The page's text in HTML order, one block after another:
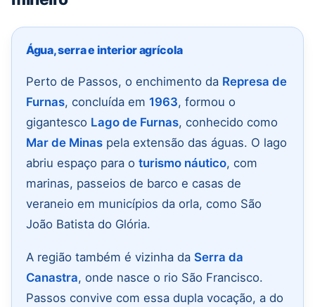
Água, serra e interior agrícola
Perto de Passos, o enchimento da Represa de
Furnas, concluída em 1963, formou o
gigantesco Lago de Furnas, conhecido como
Mar de Minas pela extensão das águas. O lago
abriu espaço para o turismo náutico, com
marinas, passeios de barco e casas de
veraneio em municípios da orla, como São
João Batista do Glória.
A região também é vizinha da Serra da
Canastra, onde nasce o rio São Francisco.
Passos convive com essa dupla vocação, a do